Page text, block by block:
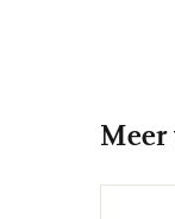
Meer